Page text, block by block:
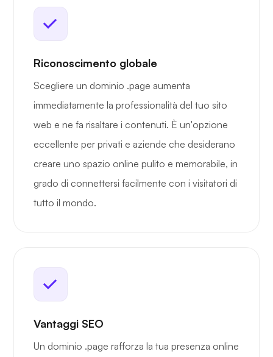
Riconoscimento globale
Scegliere un dominio .page aumenta
immediatamente la professionalità del tuo sito
web e ne fa risaltare i contenuti. È un'opzione
eccellente per privati e aziende che desiderano
creare uno spazio online pulito e memorabile, in
grado di connettersi facilmente con i visitatori di
tutto il mondo.
Vantaggi SEO
Un dominio .page rafforza la tua presenza online